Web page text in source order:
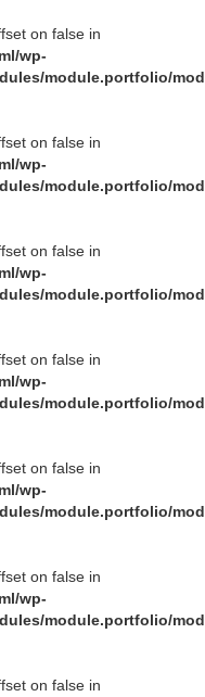
on false in
wp-
module.portfolio/
on false in
wp-
module.portfolio/
on false in
wp-
module.portfolio/
on false in
wp-
module.portfolio/
on false in
wp-
module.portfolio/
on false in
wp-
module.portfolio/
on false in